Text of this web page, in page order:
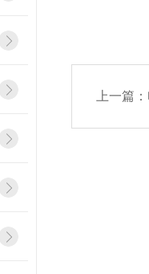
上一篇：